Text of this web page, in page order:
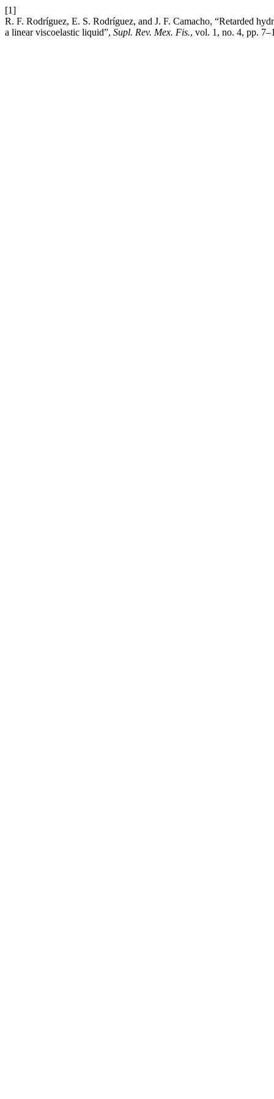
[1]
R. F. Rodríguez, E. S. Rodríguez, and J. F. Camacho, “Retarded
a linear viscoelastic liquid”, Supl. Rev. Mex. Fis., vol. 1, no. 4, pp.